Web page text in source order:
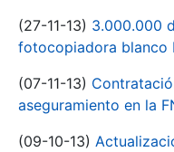
(27-11-13) 3.000.000
fotocopiadora blanco
(07-11-13)
aseguramiento en la
(09-10-13)